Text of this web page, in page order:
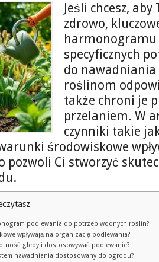
Jeśli chcesz,
zdrowo,
harmonogramu
specyficznych
do
roślinom
także chroni je
przelaniem. W
czynniki takie
środowiskowe
pozwoli Ci stworzyć
podlewania do potrzeb wodnych roślin?
wpływają na organizację podlewania?
gleby i dostosowywać podlewanie?
nawadniania dostosowany do ogrodu?